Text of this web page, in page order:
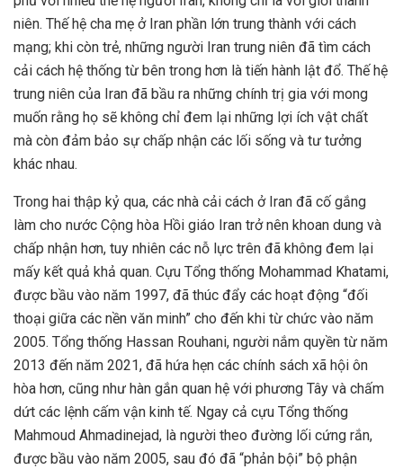
niên. Thế hệ cha mẹ ở Iran phần lớn trung thành với cách
mạng; khi còn trẻ, những người Iran trung niên đã tìm cách
cải cách hệ thống từ bên trong hơn là tiến hành lật đổ. Thế hệ
trung niên của Iran đã bầu ra những chính trị gia với mong
muốn rằng họ sẽ không chỉ đem lại những lợi ích vật chất
mà còn đảm bảo sự chấp nhận các lối sống và tư tưởng
khác nhau.
Trong hai thập kỷ qua, các nhà cải cách ở Iran đã cố gắng
làm cho nước Cộng hòa Hồi giáo Iran trở nên khoan dung và
chấp nhận hơn, tuy nhiên các nỗ lực trên đã không đem lại
mấy kết quả khả quan. Cựu Tổng thống Mohammad Khatami,
được bầu vào năm 1997, đã thúc đẩy các hoạt động “đối
thoại giữa các nền văn minh” cho đến khi từ chức vào năm
2005. Tổng thống Hassan Rouhani, người nắm quyền từ năm
2013 đến năm 2021, đã hứa hẹn các chính sách xã hội ôn
hòa hơn, cũng như hàn gắn quan hệ với phương Tây và chấm
dứt các lệnh cấm vận kinh tế. Ngay cả cựu Tổng thống
Mahmoud Ahmadinejad, là người theo đường lối cứng rắn,
được bầu vào năm 2005, sau đó đã “phản bội” bộ phận